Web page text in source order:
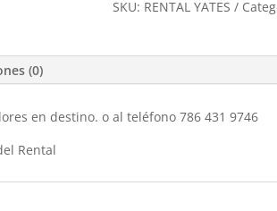
SKU: RENTAL YATES
(0)
en destino. o al teléfono 786 431 9746
Rental